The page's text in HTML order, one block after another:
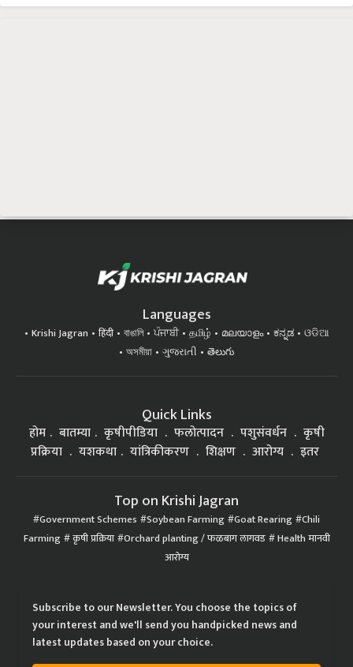
Languages
Krishi Jagran हिंदी বাঙালি ਪੰਜਾਬੀ தமிழ் മലയാളം ಕನ್ನಡ
ଓଡିଆ
অসমীয়া
ગુજરાતી తెలుగు
Quick Links
होम बातम्या कृषीपीडिया फलोत्पादन पशुसंवर्धन
कृषी
प्रक्रिया
यशकथा यांत्रिकीकरण शिक्षण आरोग्य इतर
Top on Krishi Jagran
Government Schemes Soybean Farming Goat Rearing Chili
Farming कृषी प्रक्रिया Orchard planting / फळबाग लागवड Health मानवी
आरोग्य
Subscribe to our Newsletter. You choose the topics of
your interest and we'll send you handpicked news and
latest updates based on your choice.